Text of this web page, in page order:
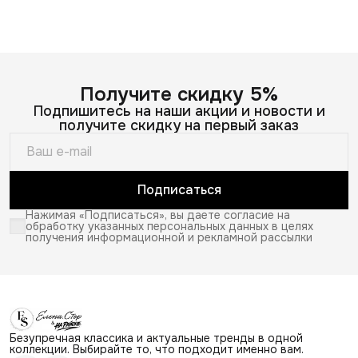
Получите скидку 5%
Подпишитесь на наши акции и новости и
получите скидку на первый заказ
Подписаться
Нажимая «Подписаться», вы даете согласие на
обработку указанных персональных данных в целях
получения информационной и рекламной рассылки
Безупречная классика и актуальные тренды в одной
коллекции. Выбирайте то, что подходит именно вам.